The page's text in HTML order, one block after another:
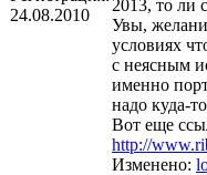
24.08.2010
2013, то ли
Увы,
условиях
с неясным
именно
надо куда-
Вот еще
http://
Изменено: